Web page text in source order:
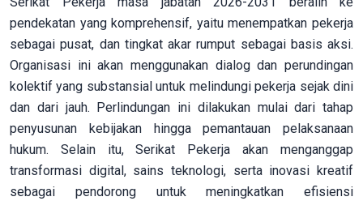
pendekatan yang komprehensif, yaitu menempatkan pekerja
sebagai pusat, dan tingkat akar rumput sebagai basis aksi.
Organisasi ini akan menggunakan dialog dan perundingan
kolektif yang substansial untuk melindungi pekerja sejak dini
dan dari jauh. Perlindungan ini dilakukan mulai dari tahap
penyusunan kebijakan hingga pemantauan pelaksanaan
hukum. Selain itu, Serikat Pekerja akan menganggap
transformasi digital, sains teknologi, serta inovasi kreatif
sebagai pendorong untuk meningkatkan efisiensi